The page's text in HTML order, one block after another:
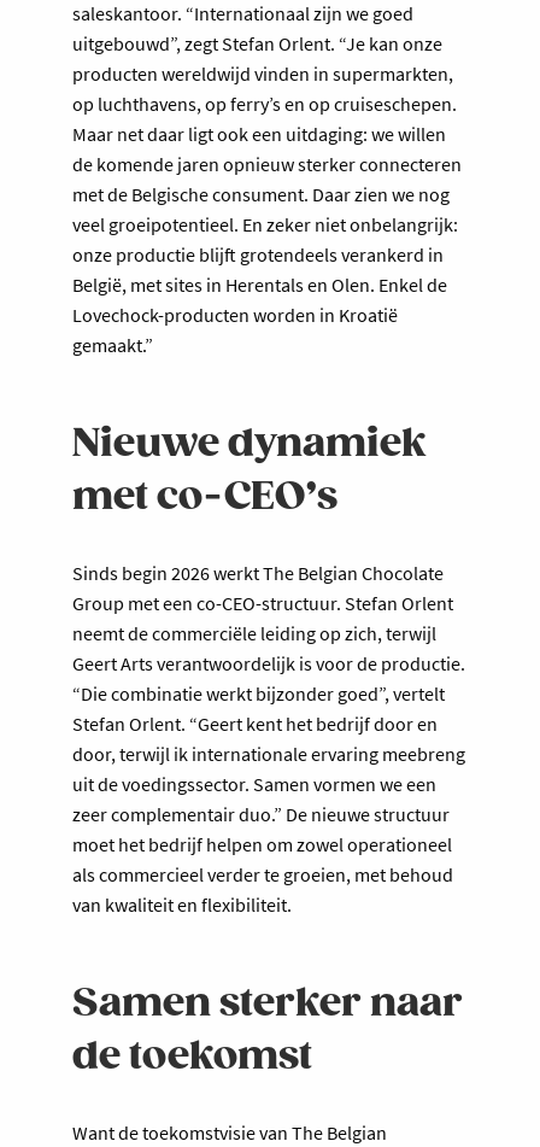
saleskantoor. “Internationaal zijn we goed
uitgebouwd”, zegt Stefan Orlent. “Je kan onze
producten wereldwijd vinden in supermarkten,
op luchthavens, op ferry’s en op cruiseschepen.
Maar net daar ligt ook een uitdaging: we willen
de komende jaren opnieuw sterker connecteren
met de Belgische consument. Daar zien we nog
veel groeipotentieel. En zeker niet onbelangrijk:
onze productie blijft grotendeels verankerd in
België, met sites in Herentals en Olen. Enkel de
Lovechock-producten worden in Kroatië
gemaakt.”
Nieuwe dynamiek
met co-CEO’s
Sinds begin 2026 werkt The Belgian Chocolate
Group met een co-CEO-structuur. Stefan Orlent
neemt de commerciële leiding op zich, terwijl
Geert Arts verantwoordelijk is voor de productie.
“Die combinatie werkt bijzonder goed”, vertelt
Stefan Orlent. “Geert kent het bedrijf door en
door, terwijl ik internationale ervaring meebreng
uit de voedingssector. Samen vormen we een
zeer complementair duo.” De nieuwe structuur
moet het bedrijf helpen om zowel operationeel
als commercieel verder te groeien, met behoud
van kwaliteit en flexibiliteit.
Samen sterker naar
de toekomst
Want de toekomstvisie van The Belgian